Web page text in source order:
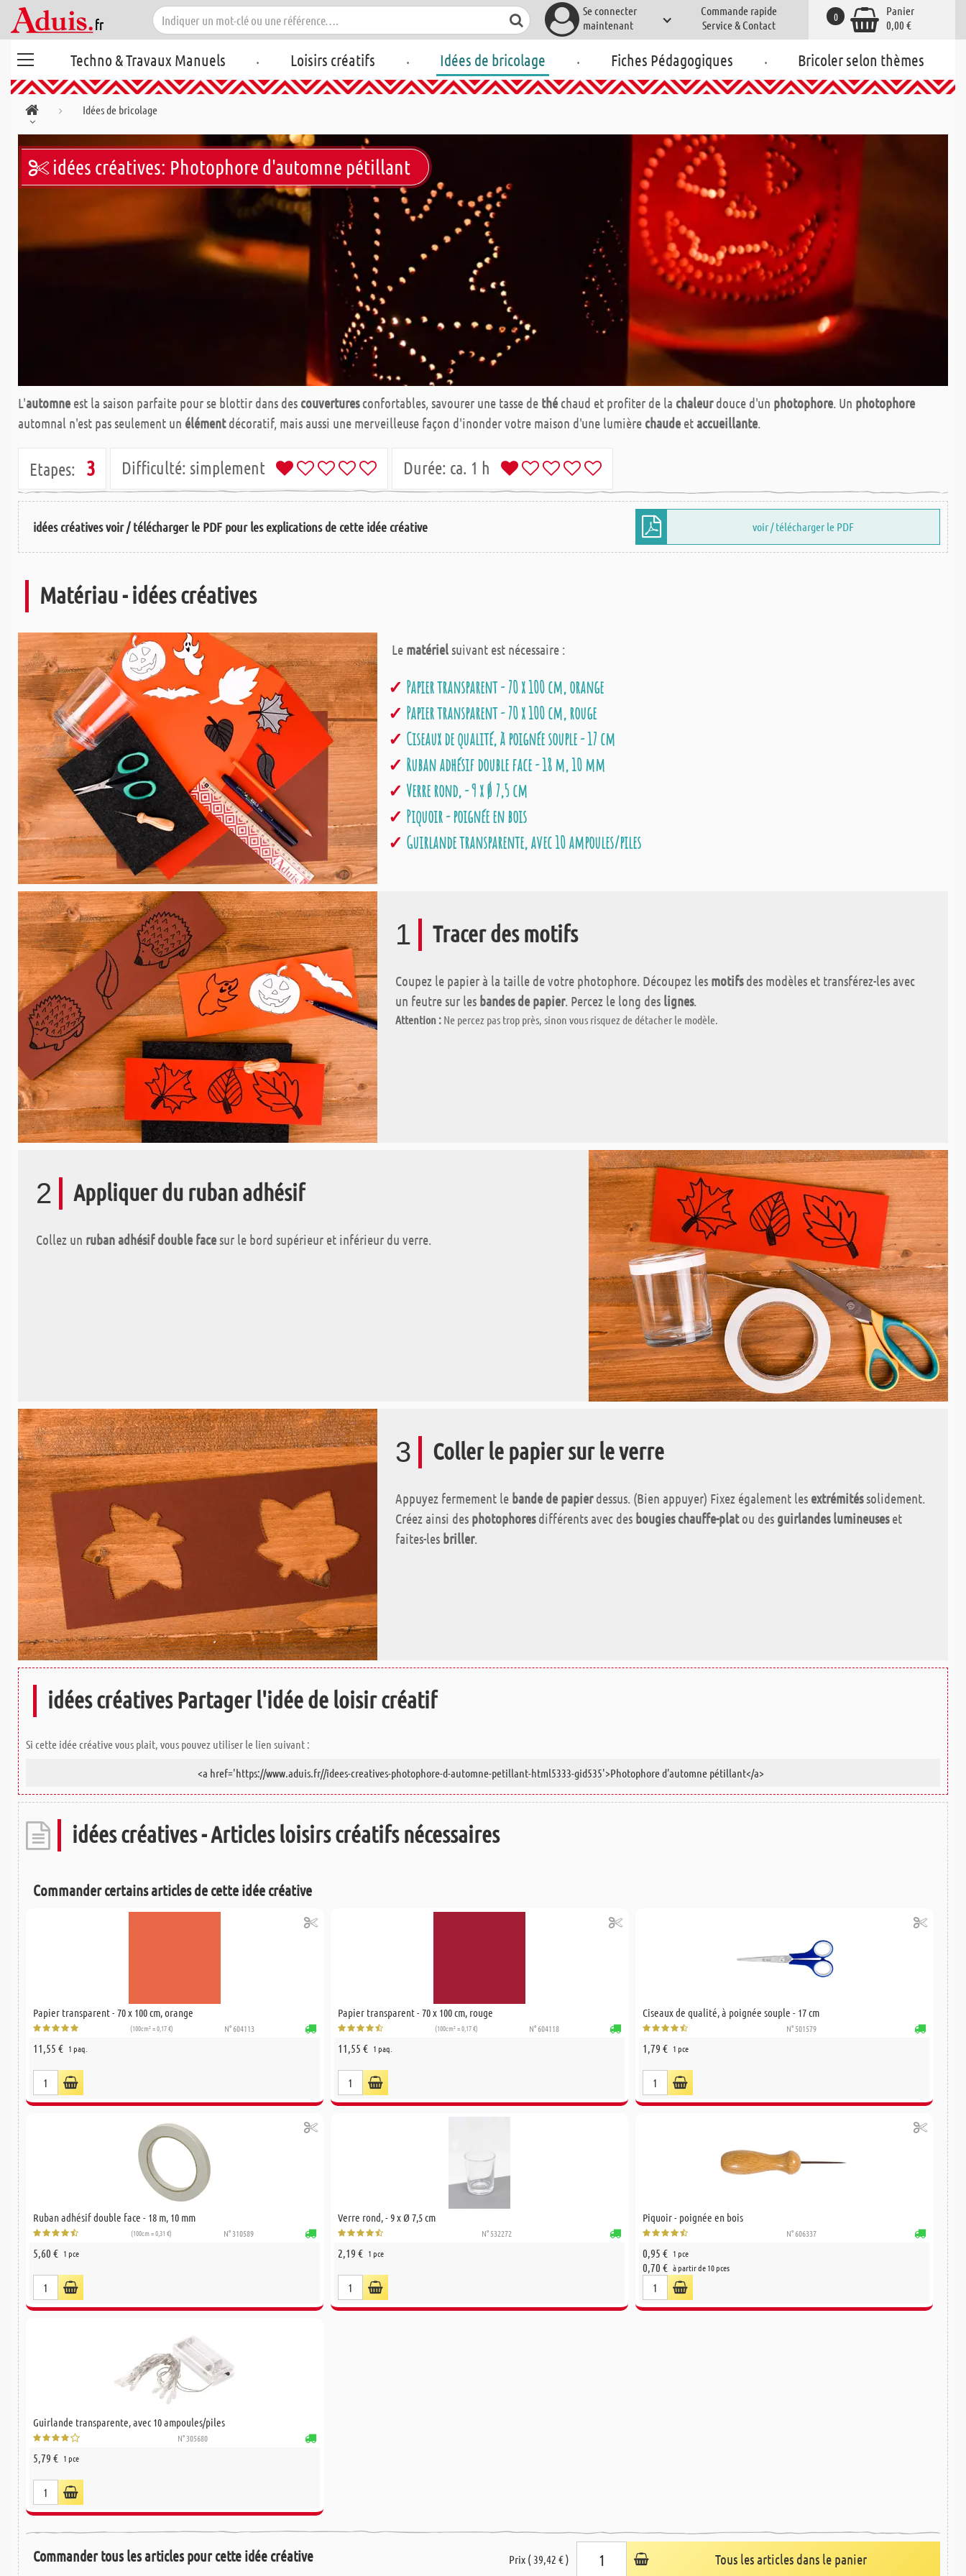
Se connecter
maintenant
Commande rapide
Service & Contact
Panier
0,00 €
0
Techno & Travaux Manuels . Loisirs créatifs . Idées de bricolage . Fiches Pédagogiques . Bricoler selon thèmes
Idées de bricolage
idées créatives: Photophore d'automne pétillant
L'automne est la saison parfaite pour se blottir dans des couverturesconfortables, savourer une tasse de thé chaud et profiter de la chaleurdouce d'un photophore. Un photophore
automnal n'est pas seulement un élémentdécoratif, mais aussi une merveilleuse façon d'inonder votre maison d'une lumière chaude etaccueillante.
Etapes: 3 Difficulté: simplement Durée: ca. 1 h
idées créatives voir / télécharger le PDF pour les explications de cette idée créative voir / télécharger le PDF
Matériau - idées créatives
Le matérielsuivant est nécessaire :
Papier transparent - 70 x 100 cm, orange
Papier transparent - 70 x 100 cm, rouge
Ciseaux de qualité, à poignée souple - 17 cm
Ruban adhésif double face - 18 m, 10 mm
Verre rond, - 9 x Ø 7,5 cm
Piquoir - poignée en bois
Guirlande transparente, avec 10 ampoules/piles
1 Tracer des motifs
Coupez le papier à la taille de votre photophore. Découpez les motifsdes modèles et transférez-les avec
un feutre sur les bandes de papier. Percez le long des lignes.
Attention : Ne percez pas trop près, sinon vous risquez de détacher le modèle.
2 Appliquer du ruban adhésif
Collez un ruban adhésif double face sur le bord supérieur et inférieur du verre.
3 Coller le papier sur le verre
Appuyez fermement le bande de papierdessus. (Bien appuyer) Fixez également les extrémitéssolidement.
Créez ainsi des photophoresdifférents avec des bougies chauffe-platou des guirlandes lumineuseset
faites-les briller.
idées créatives Partager l'idée de loisir créatif
Si cette idée créative vous plait, vous pouvez utiliser le lien suivant :
idées créatives - Articles loisirs créatifs nécessaires
Commander certains articles de cette idée créative
Papier transparent - 70 x 100 cm, orange
(100cm² = 0,17 €) N° 604113
11,55 € 1 paq.
Papier transparent - 70 x 100 cm, rouge
(100cm² = 0,17 €) N° 604118
11,55 € 1 paq.
Ciseaux de qualité, à poignée souple - 17 cm
N° 501579
1,79 € 1 pce
Ruban adhésif double face - 18 m, 10 mm
(100cm = 0,31 €) N° 310589
5,60 € 1 pce
Verre rond, - 9 x Ø 7,5 cm
N° 532272
2,19 € 1 pce
Piquoir - poignée en bois
N° 606337
0,95 € 1 pce
0,70 € à partir de 10 pces
Guirlande transparente, avec 10 ampoules/piles
N° 305680
5,79 € 1 pce
Commander tous les articles pour cette idée créative Prix ( 39,42 € ) Tous les articles dans le panier